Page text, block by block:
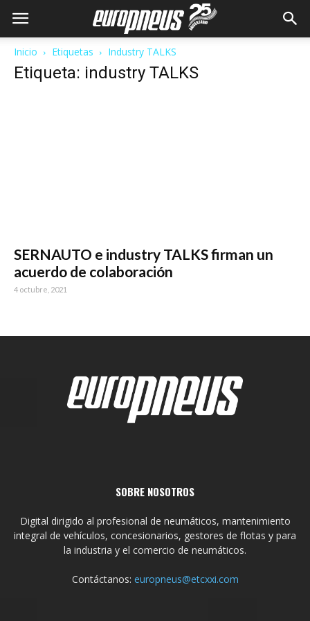
Inicio Etiquetas Industry TALKS
Etiqueta: industry TALKS
SERNAUTO e industry TALKS firman un
acuerdo de colaboración
4 octubre, 2021
SOBRE NOSOTROS
Digital dirigido al profesional de neumáticos, mantenimiento
integral de vehículos, concesionarios, gestores de flotas y para
la industria y el comercio de neumáticos.
Contáctanos: europneus@etcxxi.com